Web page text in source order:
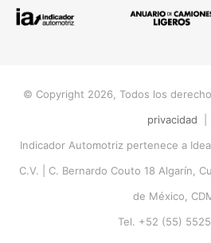
© Copyright 2026, Todos los
privacidad
Indicador Automotriz pertenece a
C.V. | C. Bernardo Couto 18 Algarín,
de México,
Tel. +52 (55)